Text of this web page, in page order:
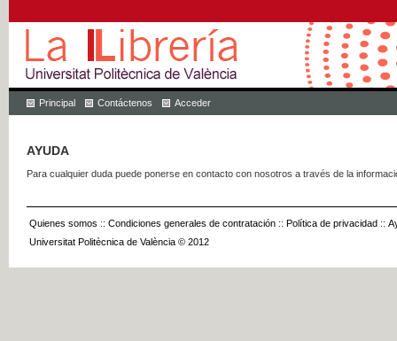
Principal Contáctenos Acceder
AYUDA
Para cualquier duda puede ponerse en contacto con nosotros a través de la
Quienes somos :: Condiciones generales de contratación :: Política de privacidad ::
Universitat Politècnica de València © 2012